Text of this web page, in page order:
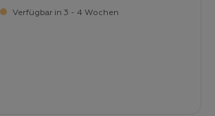
Verfügbar in 3 - 4 Wochen